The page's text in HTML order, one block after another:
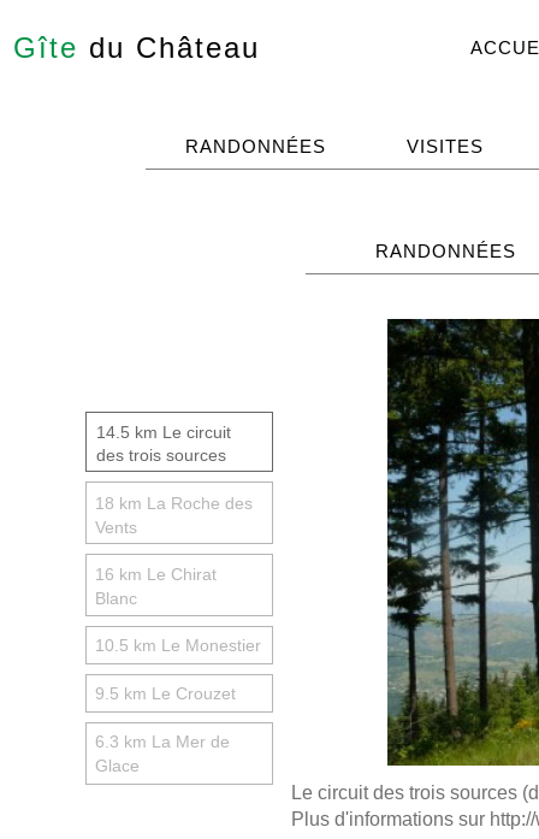
Gîte du Château
RANDONNÉES VISITES
RANDONNÉES
Le circuit des trois sources
Plus d'informations sur
14.5 km Le circuit
des trois sources
18 km La Roche des
Vents
16 km Le Chirat
Blanc
10.5 km Le Monestier
9.5 km Le Crouzet
6.3 km La Mer de
Glace